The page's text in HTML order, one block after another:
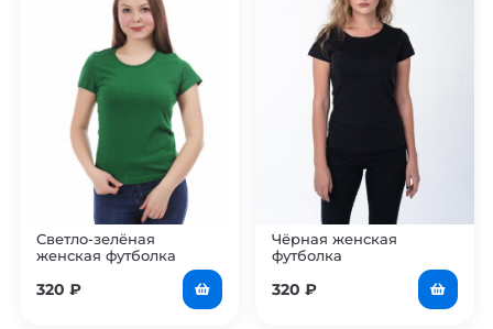
Светло-зелёная
женская футболка
320 ₽
Чёрная женская
футболка
320 ₽